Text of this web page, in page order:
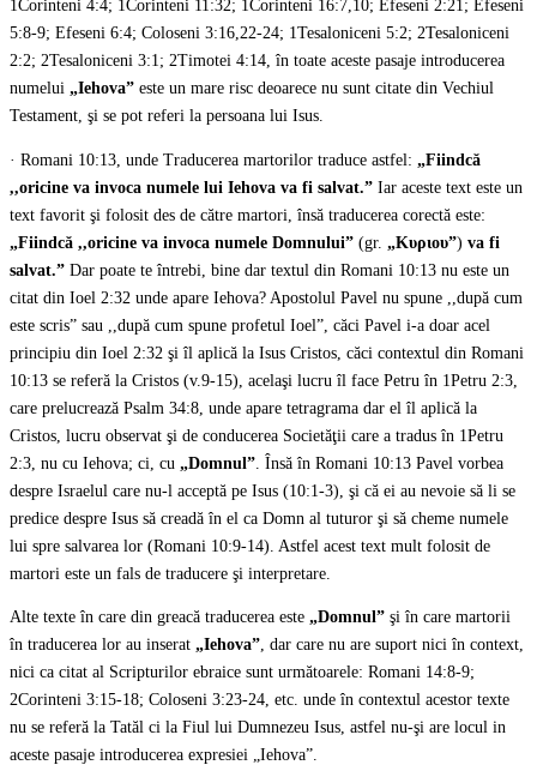
1Corinteni 4:4; 1Corinteni 11:32; 1Corinteni 16:7,10; Efeseni 2:21; Efeseni
5:8-9; Efeseni 6:4; Coloseni 3:16,22-24; 1Tesaloniceni 5:2; 2Tesaloniceni
2:2; 2Tesaloniceni 3:1; 2Timotei 4:14, în toate aceste pasaje introducerea
numelui „Iehova” este un mare risc deoarece nu sunt citate din Vechiul
Testament, şi se pot referi la persoana lui Isus.
· Romani 10:13, unde Traducerea martorilor traduce astfel: „Fiindcă
,,oricine va invoca numele lui Iehova va fi salvat.” Iar aceste text este un
text favorit şi folosit des de către martori, însă traducerea corectă este:
„Fiindcă ,,oricine va invoca numele Domnului” (gr. „Κυριου”) va fi
salvat.” Dar poate te întrebi, bine dar textul din Romani 10:13 nu este un
citat din Ioel 2:32 unde apare Iehova? Apostolul Pavel nu spune ,,după cum
este scris” sau ,,după cum spune profetul Ioel”, căci Pavel i-a doar acel
principiu din Ioel 2:32 şi îl aplică la Isus Cristos, căci contextul din Romani
10:13 se referă la Cristos (v.9-15), acelaşi lucru îl face Petru în 1Petru 2:3,
care prelucrează Psalm 34:8, unde apare tetragrama dar el îl aplică la
Cristos, lucru observat şi de conducerea Societăţii care a tradus în 1Petru
2:3, nu cu Iehova; ci, cu „Domnul” . Însă în Romani 10:13 Pavel vorbea
despre Israelul care nu-l acceptă pe Isus (10:1-3), şi că ei au nevoie să li se
predice despre Isus să creadă în el ca Domn al tuturor şi să cheme numele
lui spre salvarea lor (Romani 10:9-14). Astfel acest text mult folosit de
martori este un fals de traducere şi interpretare.
Alte texte în care din greacă traducerea este „Domnul” şi în care martorii
în traducerea lor au inserat „Iehova”, dar care nu are suport nici în context,
nici ca citat al Scripturilor ebraice sunt următoarele: Romani 14:8-9;
2Corinteni 3:15-18; Coloseni 3:23-24, etc. unde în contextul acestor texte
nu se referă la Tatăl ci la Fiul lui Dumnezeu Isus, astfel nu-şi are locul in
aceste pasaje introducerea expresiei „Iehova”.